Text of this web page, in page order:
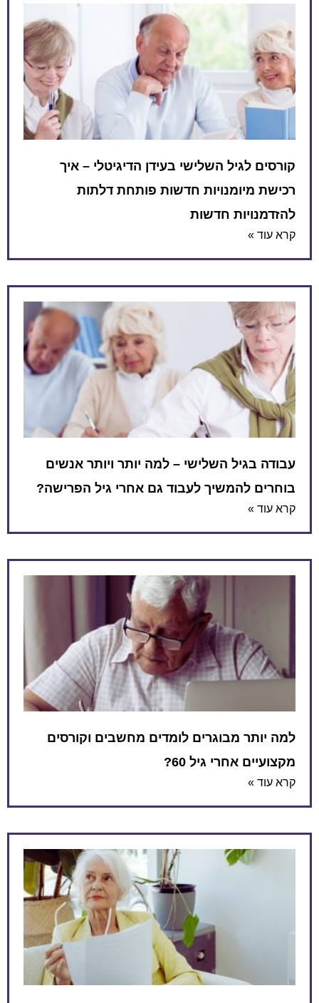
קורסים לגיל השלישי בעידן הדיגיטלי – איך
רכישת מיומנויות חדשות פותחת דלתות
להזדמנויות חדשות
קרא עוד »
עבודה בגיל השלישי – למה יותר ויותר אנשים
בוחרים להמשיך לעבוד גם אחרי גיל הפרישה?
קרא עוד »
למה יותר מבוגרים לומדים מחשבים וקורסים
מקצועיים אחרי גיל 60?
קרא עוד »